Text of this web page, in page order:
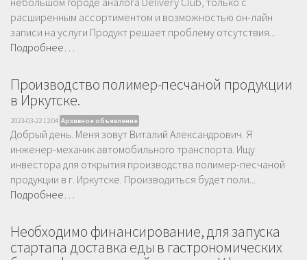
расширенным ассортиментом и возможностью он-лайн
записи на услуги Продукт решает проблему отсутствия...
Подробнее…
Производство полимер-песчаной продукции
в Иркутске.
2023-03-22 12:04 Архивное объявление
Добрый день. Меня зовут Виталий Александрович. Я
инженер-механик автомобильного транспорта. Ищу
инвестора для открытия производства полимер-песчаной
продукции в г. Иркутске. Производиться будет поли...
Подробнее…
Необходимо финансирование, для запуска
стартапа доставка еды в гастрономических